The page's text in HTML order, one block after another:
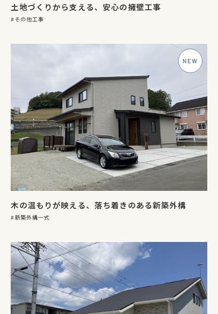
土地づくりから支える、安心の擁壁工事
その他工事
木の温もりが映える、落ち着きのある新築外構
新築外構一式